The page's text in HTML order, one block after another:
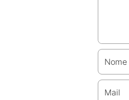
Nome
Mail